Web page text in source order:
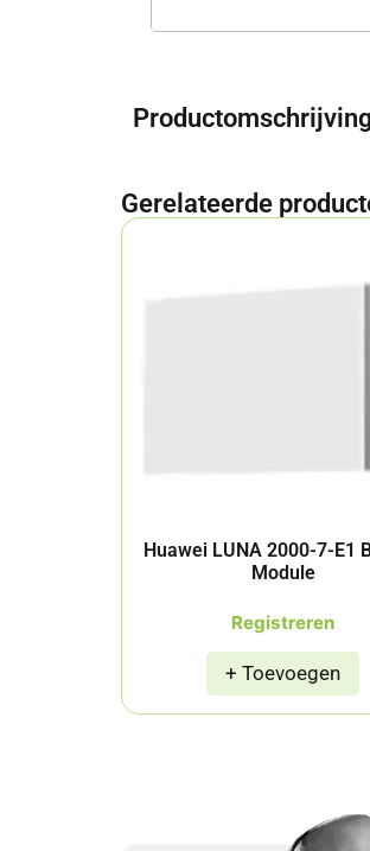
Gerelateerde
Huawei LUNA 2000-7-E1
Module
Registreren